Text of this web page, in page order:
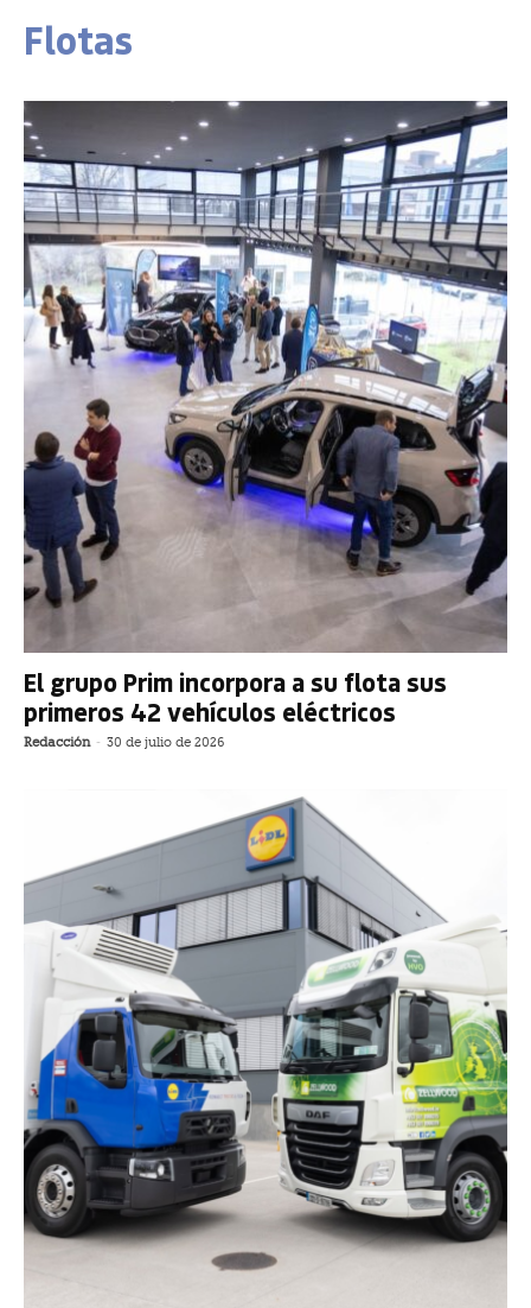
Flotas
El grupo Prim incorpora a su flota sus
primeros 42 vehículos eléctricos
Redacción - 30 de julio de 2026